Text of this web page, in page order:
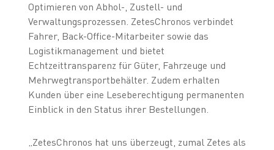
Optimieren von Abhol-, Zustell- und
Verwaltungsprozessen. ZetesChronos verbindet
Fahrer, Back-Office-Mitarbeiter sowie das
Logistikmanagement und bietet
Echtzeittransparenz für Güter, Fahrzeuge und
Mehrwegtransportbehälter. Zudem erhalten
Kunden über eine Leseberechtigung permanenten
Einblick in den Status ihrer Bestellungen.
„ZetesChronos hat uns überzeugt, zumal Zetes als